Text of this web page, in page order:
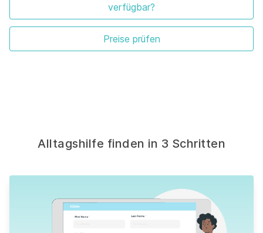
verfügbar?
Preise prüfen
Alltagshilfe finden in 3 Schritten